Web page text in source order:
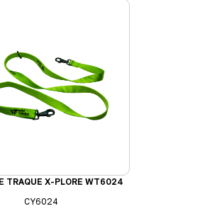
TRAQUE X-PLORE WT6024
CY6024